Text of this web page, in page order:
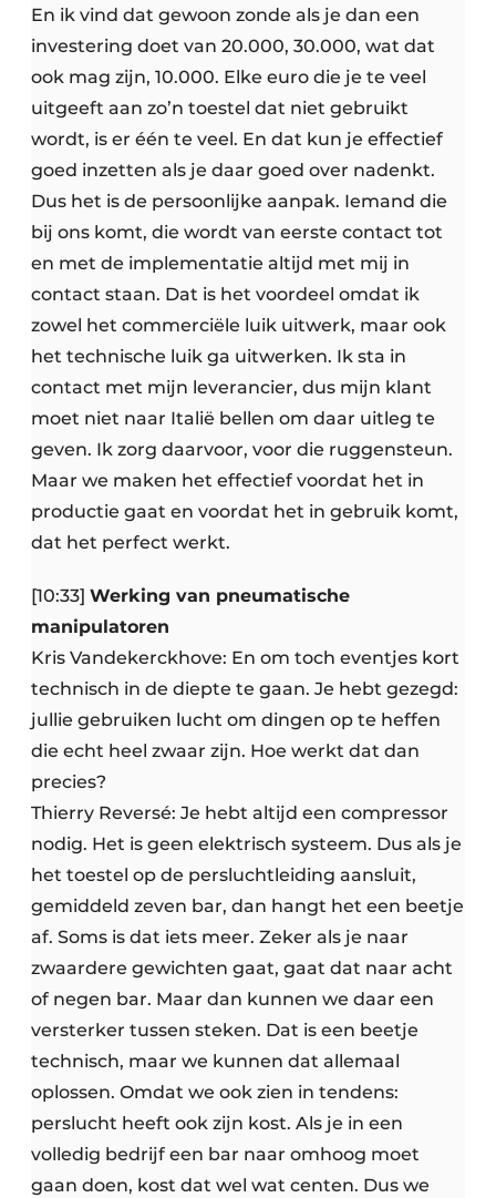
En ik vind dat gewoon zonde als je dan een
investering doet van 20.000, 30.000, wat dat
ook mag zijn, 10.000. Elke euro die je te veel
uitgeeft aan zo’n toestel dat niet gebruikt
wordt, is er één te veel. En dat kun je effectief
goed inzetten als je daar goed over nadenkt.
Dus het is de persoonlijke aanpak. Iemand die
bij ons komt, die wordt van eerste contact tot
en met de implementatie altijd met mij in
contact staan. Dat is het voordeel omdat ik
zowel het commerciële luik uitwerk, maar ook
het technische luik ga uitwerken. Ik sta in
contact met mijn leverancier, dus mijn klant
moet niet naar Italië bellen om daar uitleg te
geven. Ik zorg daarvoor, voor die ruggensteun.
Maar we maken het effectief voordat het in
productie gaat en voordat het in gebruik komt,
dat het perfect werkt.
[10:33] Werking van pneumatische
manipulatoren
Kris Vandekerckhove: En om toch eventjes kort
technisch in de diepte te gaan. Je hebt gezegd:
jullie gebruiken lucht om dingen op te heffen
die echt heel zwaar zijn. Hoe werkt dat dan
precies?
Thierry Reversé: Je hebt altijd een compressor
nodig. Het is geen elektrisch systeem. Dus als je
het toestel op de persluchtleiding aansluit,
gemiddeld zeven bar, dan hangt het een beetje
af. Soms is dat iets meer. Zeker als je naar
zwaardere gewichten gaat, gaat dat naar acht
of negen bar. Maar dan kunnen we daar een
versterker tussen steken. Dat is een beetje
technisch, maar we kunnen dat allemaal
oplossen. Omdat we ook zien in tendens:
perslucht heeft ook zijn kost. Als je in een
volledig bedrijf een bar naar omhoog moet
gaan doen, kost dat wel wat centen. Dus we